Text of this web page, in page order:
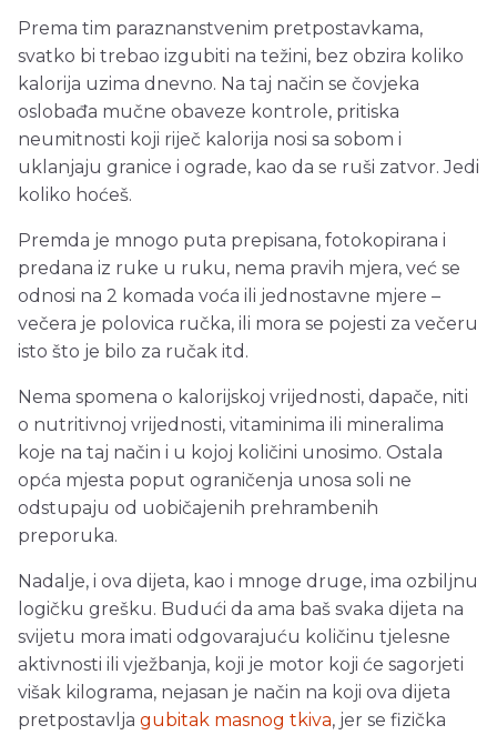
Prema tim paraznanstvenim pretpostavkama,
svatko bi trebao izgubiti na težini, bez obzira koliko
kalorija uzima dnevno. Na taj način se čovjeka
oslobađa mučne obaveze kontrole, pritiska
neumitnosti koji riječ kalorija nosi sa sobom i
uklanjaju granice i ograde, kao da se ruši zatvor. Jedi
koliko hoćeš.
Premda je mnogo puta prepisana, fotokopirana i
predana iz ruke u ruku, nema pravih mjera, već se
odnosi na 2 komada voća ili jednostavne mjere –
večera je polovica ručka, ili mora se pojesti za večeru
isto što je bilo za ručak itd.
Nema spomena o kalorijskoj vrijednosti, dapače, niti
o nutritivnoj vrijednosti, vitaminima ili mineralima
koje na taj način i u kojoj količini unosimo. Ostala
opća mjesta poput ograničenja unosa soli ne
odstupaju od uobičajenih prehrambenih
preporuka.
Nadalje, i ova dijeta, kao i mnoge druge, ima ozbiljnu
logičku grešku. Budući da ama baš svaka dijeta na
svijetu mora imati odgovarajuću količinu tjelesne
aktivnosti ili vježbanja, koji je motor koji će sagorjeti
višak kilograma, nejasan je način na koji ova dijeta
pretpostavlja gubitak masnog tkiva, jer se fizička